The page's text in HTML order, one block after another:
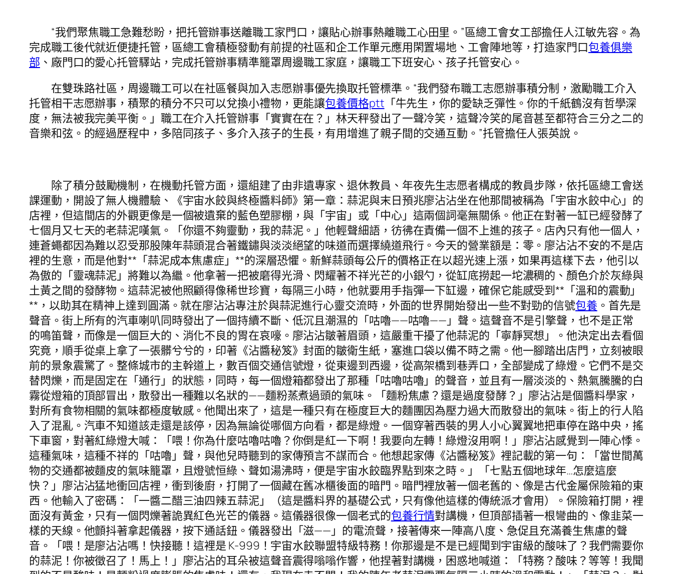
“我們聚焦職工急難愁盼，把托管辦事送離職工家門口，讓貼心辦事熱離職工心田里。”區總工會女工部擔任人江敏先容。為
完成職工後代就近便捷托管，區總工會積極發動有前提的社區和企工作單元應用閑置場地、工會陣地等，打造家門口包養俱樂
部 、廠門口的愛心托管驛站，完成托管辦事精準籠罩周邊職工家庭，讓職工下班安心、孩子托管安心。
在雙珠路社區，周邊職工可以在社區餐與加入志愿辦事優先換取托管標準。“我們發布職工志愿辦事積分制，激勵職工介入
托管相干志愿辦事，積聚的積分不只可以兌換小禮物，更能讓包養價格ptt 「牛先生，你的愛缺乏彈性。你的千紙鶴沒有哲學深
度，無法被我完美平衡。」職工在介入托管辦事「實實在在？」林天秤發出了一聲冷笑，這聲冷笑的尾音甚至都符合三分之二的
音樂和弦。的經過歷程中，多陪同孩子、多介入孩子的生長，有用增進了親子間的交通互動。”托管擔任人張英說。
除了積分鼓勵機制，在機動托管方面，還組建了由非遺專家、退休教員、年夜先生志愿者構成的教員步隊，依托區總工會送
課運動，開設了無人機體驗、《宇宙水餃與終極醬料師》第一章：蒜泥與末日預兆廖沾沾坐在他那間被稱為「宇宙水餃中心」的
店裡，但這間店的外觀更像是一個被遺棄的藍色塑膠棚，與「宇宙」或「中心」這兩個詞毫無關係。他正在對著一缸已經發酵了
七個月又七天的老蒜泥嘆氣。「你還不夠靈動，我的蒜泥。」他輕聲細語，彷彿在責備一個不上進的孩子。店內只有他一個人，
連蒼蠅都因為難以忍受那股陳年蒜頭混合著鐵鏽與淡淡絕望的味道而選擇繞道飛行。今天的營業額是：零。廖沾沾不安的不是店
裡的生意，而是他對**「蒜泥成本焦慮症」**的深層恐懼。新鮮蒜頭每公斤的價格正在以超光速上漲，如果再這樣下去，他引以
為傲的「靈魂蒜泥」將難以為繼。他拿著一把被磨得光滑、閃耀著不祥光芒的小銀勺，從缸底撈起一坨濃稠的、顏色介於灰綠與
土黃之間的發酵物。這蒜泥被他照顧得像稀世珍寶，每隔三小時，他就要用手指彈一下缸邊，確保它能感受到**「溫和的震動」
**，以助其在精神上達到圓滿。就在廖沾沾專注於與蒜泥進行心靈交流時，外面的世界開始發出一些不對勁的信號包養 。首先是
聲音。街上所有的汽車喇叭同時發出了一個持續不斷、低沉且潮濕的「咕嚕——咕嚕——」聲。這聲音不是引擎聲，也不是正常
的鳴笛聲，而像是一個巨大的、消化不良的胃在哀嚎。廖沾沾皺著眉頭，這嚴重干擾了他蒜泥的「寧靜冥想」。他決定出去看個
究竟，順手從桌上拿了一張髒兮兮的，印著《沾醬秘笈》封面的皺衛生紙，塞進口袋以備不時之需。他一腳踏出店門，立刻被眼
前的景象震驚了。整條城市的主幹道上，數百個交通信號燈，從東邊到西邊，從高架橋到巷弄口，全部變成了綠燈。它們不是交
替閃爍，而是固定在「通行」的狀態，同時，每一個燈箱都發出了那種「咕嚕咕嚕」的聲音，並且有一層淡淡的、熱氣騰騰的白
霧從燈箱的頂部冒出，散發出一種難以名狀的——麵粉蒸煮過頭的氣味。「麵粉焦慮？還是過度發酵？」廖沾沾是個醬料學家，
對所有食物相關的氣味都極度敏感。他聞出來了，這是一種只有在極度巨大的麵團因為壓力過大而散發出的氣味。街上的行人陷
入了混亂。汽車不知道該走還是該停，因為無論從哪個方向看，都是綠燈。一個穿著西裝的男人小心翼翼地把車停在路中央，搖
下車窗，對著紅綠燈大喊：「喂！你為什麼咕嚕咕嚕？你倒是紅一下啊！我要向左轉！綠燈沒用啊！」廖沾沾感覺到一陣心悸。
這種氣味，這種不祥的「咕嚕」聲，與他兒時聽到的家傳預言不謀而合。他想起家傳《沾醬秘笈》裡記載的第一句：「當世間萬
物的交通都被麵皮的氣味籠罩，且燈號恒綠、聲如湯沸時，便是宇宙水餃臨界點到來之時。」「七點五個地球年…怎麼這麼
快？」廖沾沾猛地衝回店裡，衝到後廚，打開了一個藏在舊冰櫃後面的暗門。暗門裡放著一個老舊的、像是古代金屬保險箱的東
西。他輸入了密碼：「一醬二醋三油四辣五蒜泥」（這是醬料界的基礎公式，只有像他這樣的傳統派才會用）。保險箱打開，裡
面沒有黃金，只有一個閃爍著詭異紅色光芒的儀器。這儀器很像一個老式的包養行情對講機，但頂部插著一根彎曲的、像韭菜一
樣的天線。他顫抖著拿起儀器，按下通話鈕。儀器發出「滋——」的電流聲，接著傳來一陣高八度、急促且充滿養生焦慮的聲
音。「喂！是廖沾沾嗎！快接聽！這裡是 K-999！宇宙水餃聯盟特級特務！你那邊是不是已經聞到宇宙級的酸味了？我們需要你
的蒜泥！你被徵召了！馬上！」廖沾沾的耳朵被這聲音震得嗡嗡作響，他捏著對講機，困惑地喊道：「特務？酸味？等等！我聞